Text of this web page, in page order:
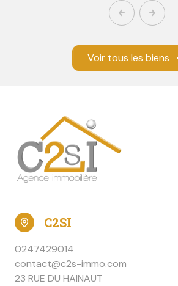
Voir tous les biens
C2SI
0247429014
contact@c2s-immo.com
23 RUE DU HAINAUT